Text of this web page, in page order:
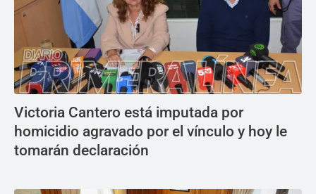
Victoria Cantero está imputada por
homicidio agravado por el vínculo y hoy le
tomarán declaración